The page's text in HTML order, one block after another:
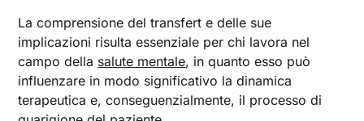
La comprensione del transfert e delle sue
implicazioni risulta essenziale per chi lavora nel
campo della salute mentale, in quanto esso può
influenzare in modo significativo la dinamica
terapeutica e, conseguenzialmente, il processo di